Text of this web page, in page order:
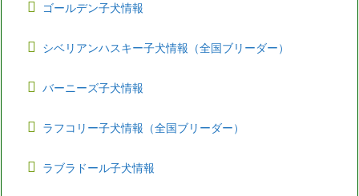
ゴールデン子犬情報
シベリアンハスキー子犬情報（全国ブリーダー）
バーニーズ子犬情報
ラフコリー子犬情報（全国ブリーダー）
ラブラドール子犬情報